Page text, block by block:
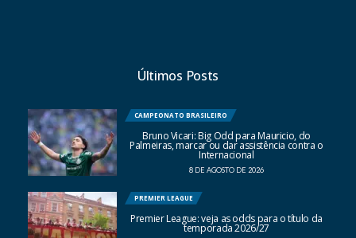
Últimos Posts
CAMPEONATO BRASILEIRO
Bruno Vicari: Big Odd para Mauricio, do
Palmeiras, marcar ou dar assistência contra o
Internacional
8 DE AGOSTO DE 2026
PREMIER LEAGUE
Premier League: veja as odds para o título da
temporada 2026/27